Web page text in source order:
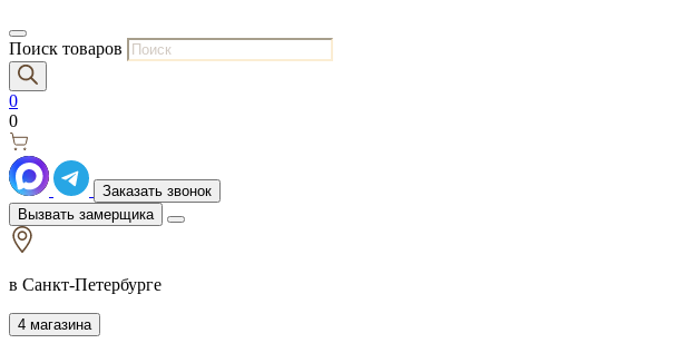
Поиск товаров
0
0
Заказать звонок
Вызвать замерщика
в Санкт-Петербурге
4 магазина